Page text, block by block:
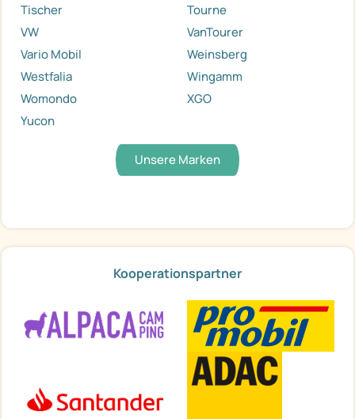
Tischer
Tourne
VW
VanTourer
Vario Mobil
Weinsberg
Westfalia
Wingamm
Womondo
XGO
Yucon
Unsere Marken
Kooperationspartner